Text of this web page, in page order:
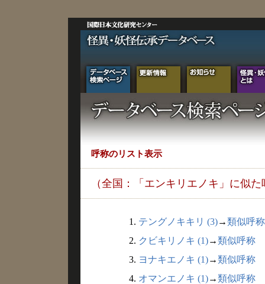
呼称のリスト表示
（全国：「エンキリエノキ」に似た
1. テングノキキリ (3)→類似呼称
2. クビキリノキ (1)→類似呼称
3. ヨナキエノキ (1)→類似呼称
4. オマンエノキ (1)→類似呼称